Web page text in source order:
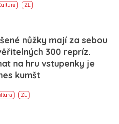
ZL
nůžky mají za sebou
300 repríz.
na hru vstupenky je
kumšt
ZL